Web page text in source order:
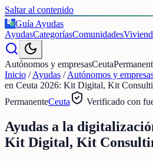
Saltar al contenido
€
Guía Ayudas
AyudasCategoríasComunidades
Autónomos y empresasCeuta
Inicio /Ayudas /Autónomos y
en Ceuta 2026: Kit Digital, Kit
PermanenteCeuta Verificado con
Ayudas a la
Kit Digital, Kit